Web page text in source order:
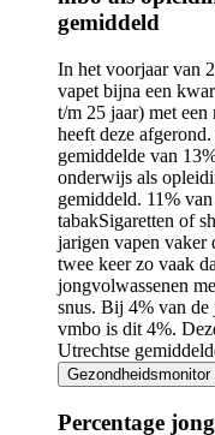
gemiddeld
In het voorjaar van
vapet bijna een
t/m 25 jaar) met een
heeft deze afgerond.
gemiddelde van
onderwijs als
gemiddeld. 11%
tabakSigaretten of
jarigen vapen vaker
twee keer zo vaak
jongvolwassenen
snus. Bij 4% van de
vmbo is dit 4%.
Utrechtse
Percentage